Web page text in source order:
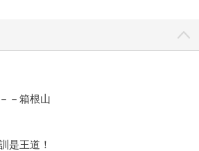
－箱根山
是王道！